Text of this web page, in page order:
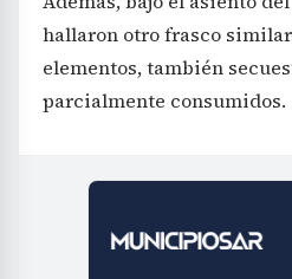
hallaron otro frasco
elementos, también
parcialmente consumidos.